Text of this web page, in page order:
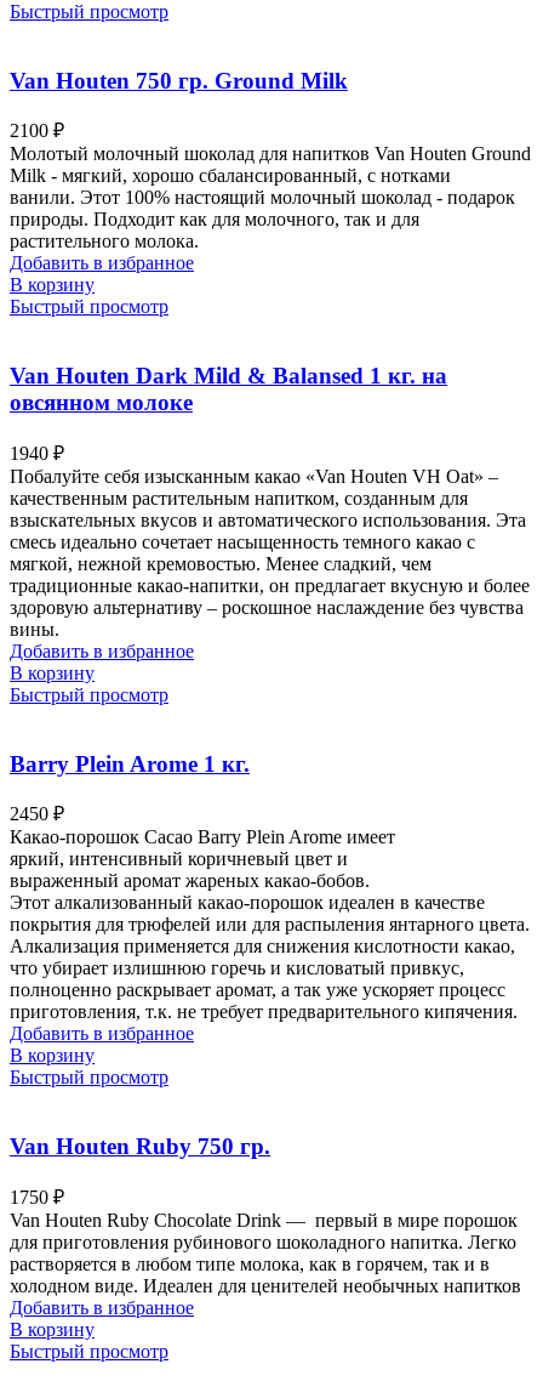
Быстрый просмотр
Van Houten 750 гр. Ground Milk
2100 ₽
Молотый молочный шоколад для напитков Van Houten Ground
Milk - мягкий, хорошо сбалансированный, с нотками
ванили. Этот 100% настоящий молочный шоколад - подарок
природы. Подходит как для молочного, так и для
растительного молока.
Добавить в избранное
В корзину
Быстрый просмотр
Van Houten Dark Mild & Balansed 1 кг. на
овсянном молоке
1940 ₽
Побалуйте себя изысканным какао «Van Houten VH Oat» –
качественным растительным напитком, созданным для
взыскательных вкусов и автоматического использования. Эта
смесь идеально сочетает насыщенность темного какао с
мягкой, нежной кремовостью. Менее сладкий, чем
традиционные какао-напитки, он предлагает вкусную и более
здоровую альтернативу – роскошное наслаждение без чувства
вины.
Добавить в избранное
В корзину
Быстрый просмотр
Barry Plein Arome 1 кг.
2450 ₽
Какао-порошок Cacao Barry Plein Arome имеет
яркий, интенсивный коричневый цвет и
выраженный аромат жареных какао-бобов.
Этот алкализованный какао-порошок идеален в качестве
покрытия для трюфелей или для распыления янтарного цвета.
Алкализация применяется для снижения кислотности какао,
что убирает излишнюю горечь и кисловатый привкус,
полноценно раскрывает аромат, а так уже ускоряет процесс
приготовления, т.к. не требует предварительного кипячения.
Добавить в избранное
В корзину
Быстрый просмотр
Van Houten Ruby 750 гр.
1750 ₽
Van Houten Ruby Chocolate Drink — первый в мире порошок
для приготовления рубинового шоколадного напитка. Легко
растворяется в любом типе молока, как в горячем, так и в
холодном виде. Идеален для ценителей необычных напитков
Добавить в избранное
В корзину
Быстрый просмотр